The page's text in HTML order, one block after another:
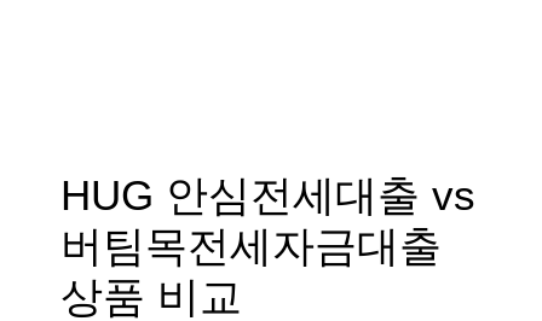
HUG 안심전세대출 vs
버팀목전세자금대출
상품 비교